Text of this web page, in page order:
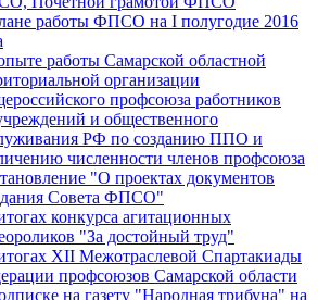
работы ФПСО на I полугодие 2016
работы Самарской областной
организации
профсоюза работников
и общественного
РФ по созданию ППО и
численности членов профсоюза
"О проектах документов
Совета ФПСО"
конкурса агитационных
"За достойный труд"
XII Межотраслевой Спартакиады
профсоюзов Самарской области
на газету "Народная трибуна" на